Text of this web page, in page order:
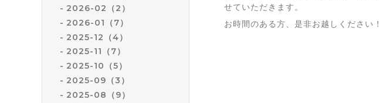
2026-02（2）
2026-01（7）
2025-12（4）
2025-11（7）
2025-10（5）
2025-09（3）
2025-08（9）
せていただきます。
お時間のある方、是非お越しください！